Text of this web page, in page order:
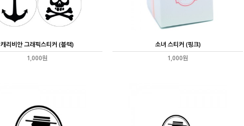
캐리비안 그래픽스티커 (블랙)
1,000원
소녀 스티커 (핑크)
1,000원